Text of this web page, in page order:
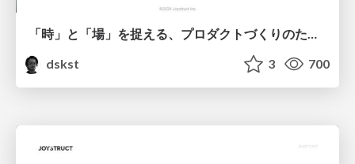
「時」と「場」を捉える、プロダクトづくりのためのリーダーシップ/Leadership for product creation that captures time and place
dskst
3 700